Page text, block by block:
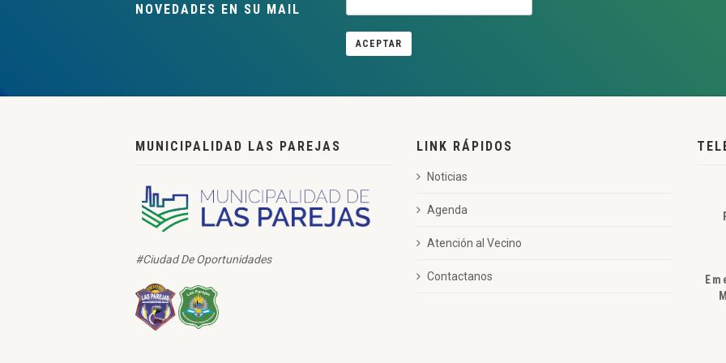
NOVEDADES EN SU MAIL
ACEPTAR
MUNICIPALIDAD LAS PAREJAS
#Ciudad De Oportunidades
LINK RÁPIDOS
Noticias
Agenda
Atención al Vecino
Contactanos